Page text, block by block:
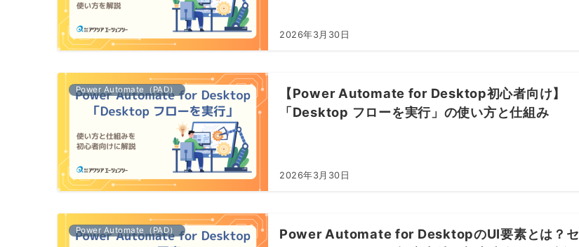
2026年3月30日
Power Automate（PAD）
【Power Automate for Desktop初心者向け】
「Desktop フローを実行」の使い方と仕組み
2026年3月30日
Power Automate（PAD）
Power Automate for DesktopのUI要素とは？セ